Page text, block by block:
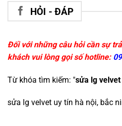
HỎI - ĐÁP
Đối với những câu hỏi cần sự
khách vui lòng gọi số hotline:
Từ khóa tìm kiếm: "sửa lg
sửa lg velvet uy tín hà nội, bắc